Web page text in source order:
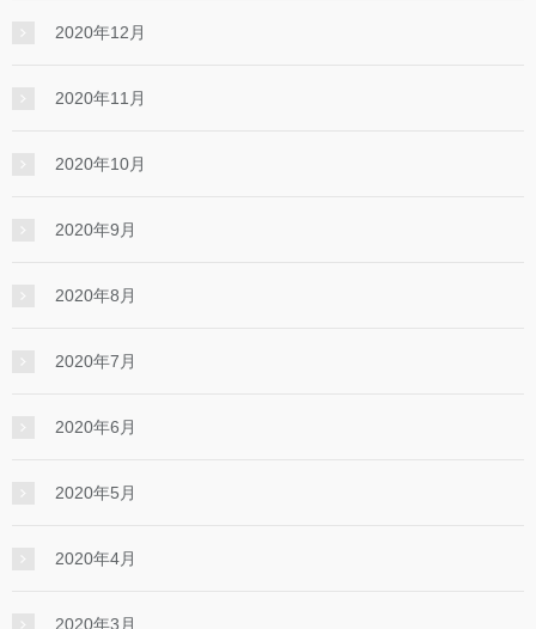
2020年12月
2020年11月
2020年10月
2020年9月
2020年8月
2020年7月
2020年6月
2020年5月
2020年4月
2020年3月